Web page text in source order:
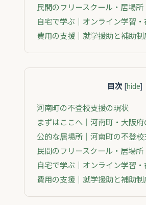
民間のフリースクール・居場
自宅で学ぶ｜オンライン学習
費用の支援｜就学援助と補助制
目次 [hide]
河南町の不登校支援の現状
まずはここへ｜河南町・大阪
公的な居場所｜河南町の不登
民間のフリースクール・居場
自宅で学ぶ｜オンライン学習
費用の支援｜就学援助と補助制